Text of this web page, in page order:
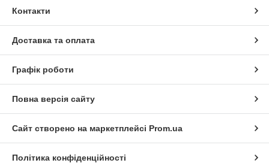
Контакти
Доставка та оплата
Графік роботи
Повна версія сайту
Сайт створено на маркетплейсі Prom.ua
Політика конфіденційності